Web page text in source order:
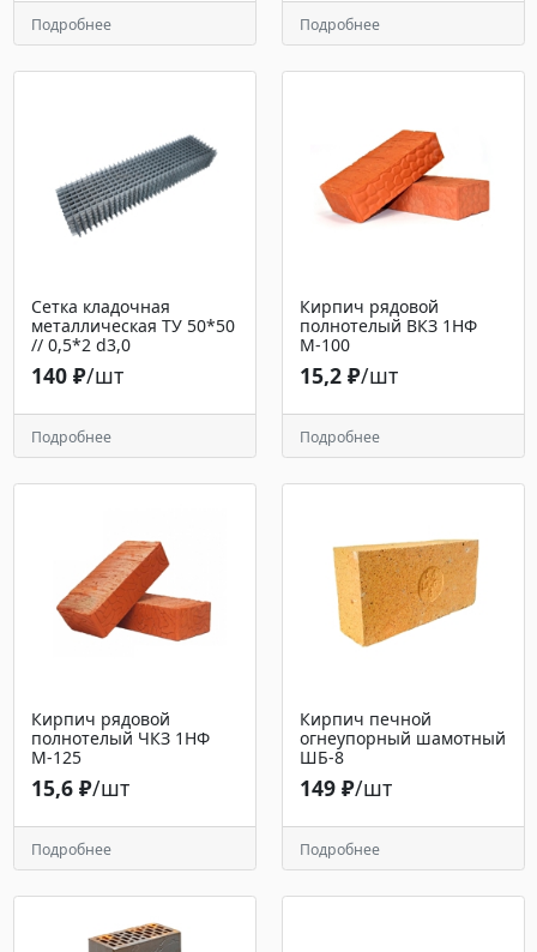
Подробнее Подробнее
Сетка кладочная
металлическая ТУ 50*50
// 0,5*2 d3,0
140 ₽/шт
Подробнее
Кирпич рядовой
полнотелый ВКЗ 1НФ
М-100
15,2 ₽/шт
Подробнее
Кирпич рядовой
полнотелый ЧКЗ 1НФ
М-125
15,6 ₽/шт
Подробнее
Кирпич печной
огнеупорный шамотный
ШБ-8
149 ₽/шт
Подробнее